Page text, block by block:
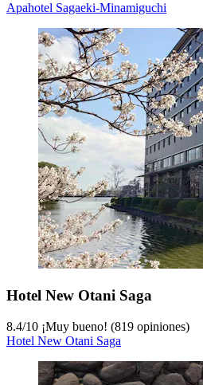
Apahotel Sagaeki-Minamiguchi
Hotel New Otani Saga
8.4/10 ¡Muy bueno! (819 opiniones)
Hotel New Otani Saga